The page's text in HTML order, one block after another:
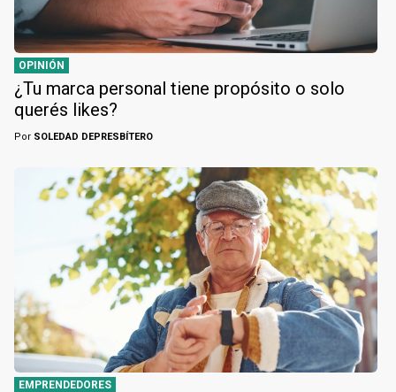
OPINIÓN
¿Tu marca personal tiene propósito o solo
querés likes?
Por SOLEDAD DEPRESBÍTERO
EMPRENDEDORES